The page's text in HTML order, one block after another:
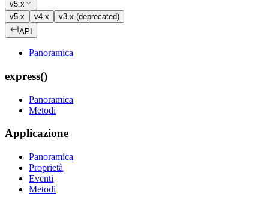
v5.x
v5.x
v4.x
v3.x (deprecated)
API
Panoramica
express()
Panoramica
Metodi
Applicazione
Panoramica
Proprietà
Eventi
Metodi